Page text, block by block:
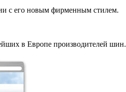
с его новым фирменным стилем.
в Европе производителей шин.